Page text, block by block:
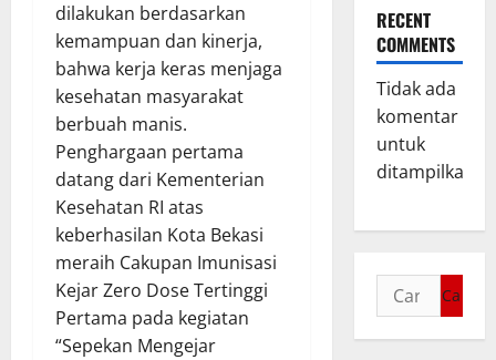
dilakukan berdasarkan
kemampuan dan kinerja,
bahwa kerja keras menjaga
kesehatan masyarakat
berbuah manis.
Penghargaan pertama
datang dari Kementerian
Kesehatan RI atas
keberhasilan Kota Bekasi
meraih Cakupan Imunisasi
Kejar Zero Dose Tertinggi
Pertama pada kegiatan
“Sepekan Mengejar
RECENT
COMMENTS
Tidak ada
komentar
untuk
ditampilkan.